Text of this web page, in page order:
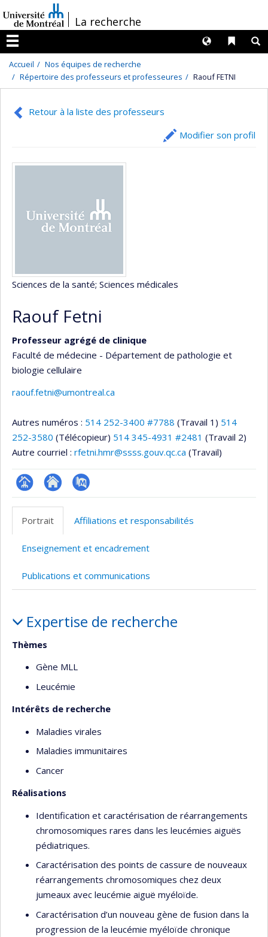
au
contenu
/La recherche
Menu
Liens
Langues
Accueil
Nos équipes de recherche
Répertoire des professeurs et professeures
Raouf FETNI
Retour à la liste des professeurs
Modifier son profil
Sciences de la santé; Sciences médicales
Raouf Fetni
Professeur agrégé de clinique
Faculté de médecine - Département de pathologie et
biologie cellulaire
raouf.fetni@umontreal.ca
Autres numéros : 514 252-3400 #7788 (Travail 1) 514
252-3580 (Télécopieur) 514 345-4931 #2481 (Travail 2)
Autre courriel : rfetni.hmr@ssss.gouv.qc.ca (Travail)
Page Site
l’unité
recherche
PubMed
Portrait
Affiliations et responsabilités
Enseignement et encadrement
Publications et communications
Expertise de recherche
Thèmes
Gène MLL
Leucémie
Intérêts de recherche
Maladies virales
Maladies immunitaires
Cancer
Réalisations
Identification et caractérisation de réarrangements
chromosomiques rares dans les leucémies aiguës
pédiatriques.
Caractérisation des points de cassure de nouveaux
réarrangements chromosomiques chez deux
jumeaux avec leucémie aiguë myéloïde.
Caractérisation d’un nouveau gène de fusion dans la
progression de la leucémie myéloïde chronique